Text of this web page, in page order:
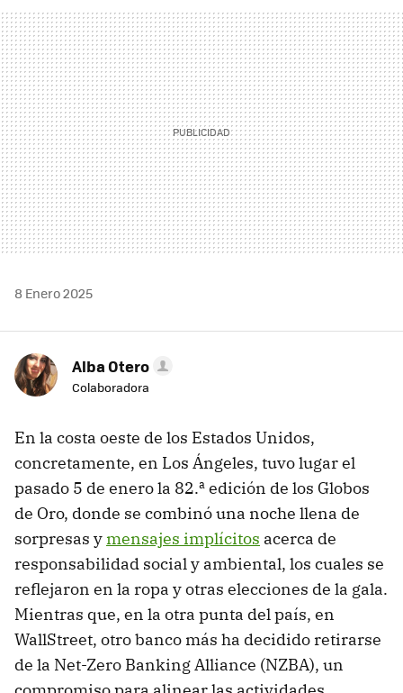
MAIL
8 Enero 2025
Alba Otero
Colaboradora
En la costa oeste de los Estados Unidos,
concretamente, en Los Ángeles, tuvo lugar el
pasado 5 de enero la 82.ª edición de los Globos
de Oro, donde se combinó una noche llena de
sorpresas ymensajes implícitos acerca de
responsabilidad social y ambiental, los cuales se
reflejaron en la ropa y otras elecciones de la gala.
Mientras que, en la otra punta del país, en
WallStreet, otro banco más ha decidido retirarse
de la Net-Zero Banking Alliance (NZBA), un